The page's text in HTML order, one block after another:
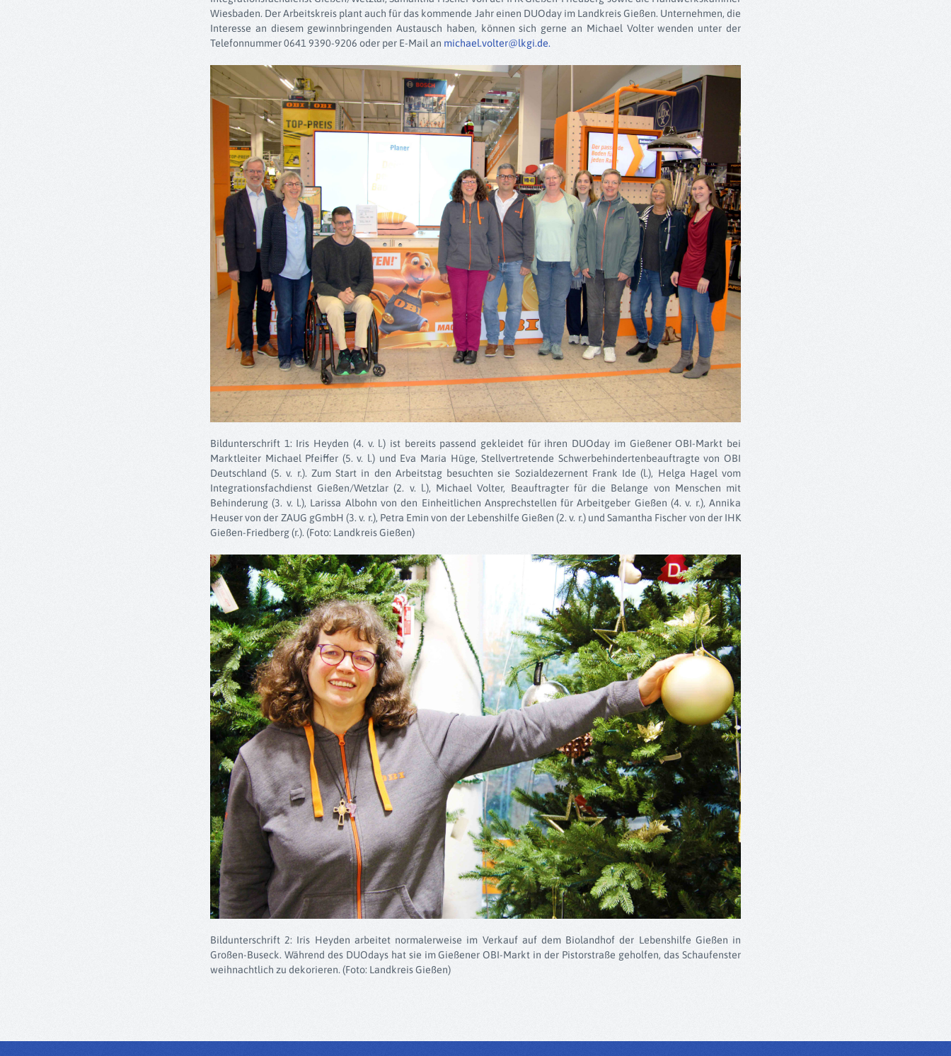
Wiesbaden. Der Arbeitskreis plant auch für das kommende Jahr einen DUOday im Landkreis Gießen. Unternehmen, die
Interesse an diesem gewinnbringenden Austausch haben, können sich gerne an Michael Volter wenden unter der
Telefonnummer 0641 9390-9206 oder per E-Mail an michael.volter@lkgi.de.
Bildunterschrift 1: Iris Heyden (4. v. l.) ist bereits passend gekleidet für ihren DUOday im Gießener OBI-Markt bei
Marktleiter Michael Pfeiffer (5. v. l.) und Eva Maria Hüge, Stellvertretende Schwerbehindertenbeauftragte von OBI
Deutschland (5. v. r.). Zum Start in den Arbeitstag besuchten sie Sozialdezernent Frank Ide (l.), Helga Hagel vom
Integrationsfachdienst Gießen/Wetzlar (2. v. l.), Michael Volter, Beauftragter für die Belange von Menschen mit
Behinderung (3. v. l.), Larissa Albohn von den Einheitlichen Ansprechstellen für Arbeitgeber Gießen (4. v. r.), Annika
Heuser von der ZAUG gGmbH (3. v. r.), Petra Emin von der Lebenshilfe Gießen (2. v. r.) und Samantha Fischer von der IHK
Gießen-Friedberg (r.). (Foto: Landkreis Gießen)
Bildunterschrift 2: Iris Heyden arbeitet normalerweise im Verkauf auf dem Biolandhof der Lebenshilfe Gießen in
Großen-Buseck. Während des DUOdays hat sie im Gießener OBI-Markt in der Pistorstraße geholfen, das Schaufenster
weihnachtlich zu dekorieren. (Foto: Landkreis Gießen)